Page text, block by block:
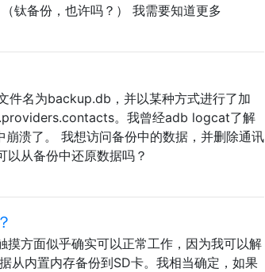
钛备份，也许吗？） 我需要知道更多
名为backup.db，并以某种方式进行了加
。我曾经adb logcat了解
溃了。 我想访问备份中的数据，并删除通讯
从备份中还原数据吗？
方面似乎确实可以正常工作，因为我可以解
从内置内存备份到SD卡。我相当确定，如果